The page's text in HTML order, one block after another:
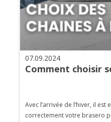
07.09.2024
Comment choisir
Avec l’arrivée de l’hiver, il
correctement votre brasero